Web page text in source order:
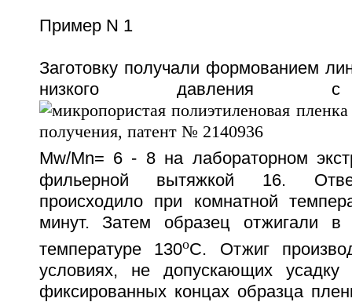
Пример N 1
Заготовку получали формованием
низкого давления с
Mw/Mn= 6 - 8 на лабораторном
фильерной вытяжкой 16.
происходило при комнатной
минут. Затем образец отжигали
температуре 130oC. Отжиг
условиях, не допускающих
фиксированных концах образца